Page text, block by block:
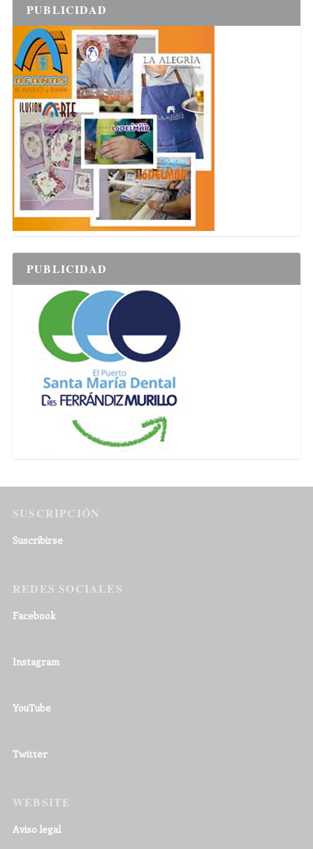
PUBLICIDAD
PUBLICIDAD
SUSCRIPCIÓN
Suscribirse
REDES SOCIALES
Facebook
Instagram
YouTube
Twitter
WEBSITE
Aviso legal